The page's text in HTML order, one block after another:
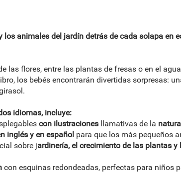
los animales del jardín detrás de cada solapa en
las flores, entre las plantas de fresas o en el
los bebés encontrarán divertidas sorpresas:
idiomas, incluye:
con ilustraciones llamativas de la
inglés y en españolpara que los más pequeños
sobre jardinería, el crecimiento de las plantas
con esquinas redondeadas, perfectas para niños